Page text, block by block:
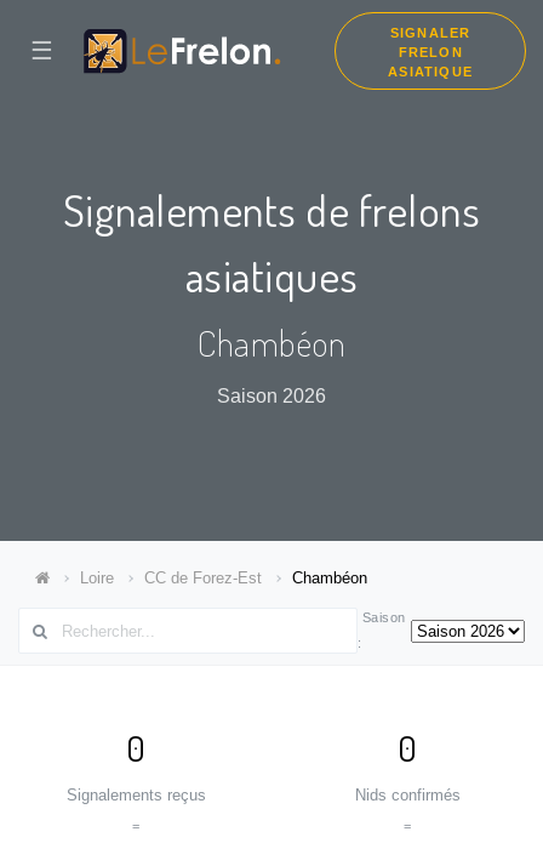
☰
SIGNALER
FRELON
ASIATIQUE
Signalements de frelons
asiatiques
Chambéon
Saison 2026
Loire CC de Forez-Est Chambéon
Saison
:
0
Signalements reçus
=
0
Nids confirmés
=